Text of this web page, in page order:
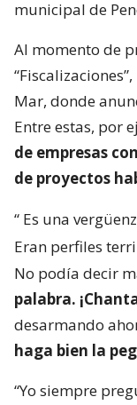
municipal de
Al momento de
Mar, donde
Entre estas, por
de empresas
de proyectos
“ Es una
Eran perfiles
No podía decir
palabra.
desarmando
haga bien la
“Yo siempre